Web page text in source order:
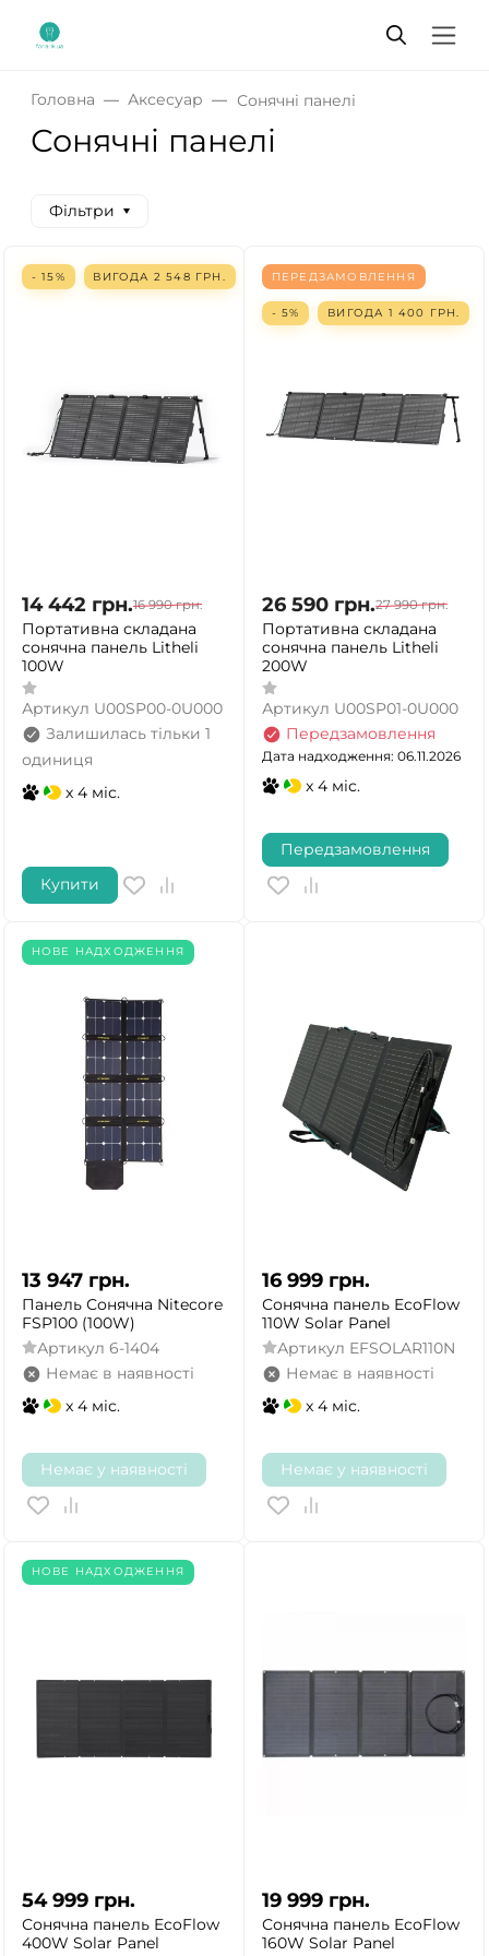
Головна Аксесуар Сонячні панелі
Сонячні панелі
Фільтри
- 15% ВИГОДА 2 548 ГРН.
14 442 грн.16 990 грн.
Портативна складана
сонячна панель Litheli
100W
Артикул U00SP00-0U000
Залишилась тільки 1
одиниця
x 4 міс.
Купити
ПЕРЕДЗАМОВЛЕННЯ
- 5% ВИГОДА 1 400 ГРН.
26 590 грн.27 990 грн.
Портативна складана
сонячна панель Litheli
200W
Артикул U00SP01-0U000
Передзамовлення
Дата надходження: 06.11.2026
x 4 міс.
Передзамовлення
НОВЕ НАДХОДЖЕННЯ
13 947 грн.
Панель Сонячна Nitecore
FSP100 (100W)
Артикул 6-1404
Немає в наявності
x 4 міс.
Немає у наявності
16 999 грн.
Сонячна панель EcoFlow
110W Solar Panel
Артикул EFSOLAR110N
Немає в наявності
x 4 міс.
Немає у наявності
НОВЕ НАДХОДЖЕННЯ
54 999 грн.
Сонячна панель EcoFlow
400W Solar Panel
19 999 грн.
Сонячна панель EcoFlow
160W Solar Panel